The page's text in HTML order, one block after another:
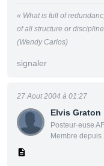
« What is full of
of all structure or
(Wendy Carlos)
signaler
Elvis Graton
Posteur·euse
Membre depuis
27 Aout 2004 à 01:27